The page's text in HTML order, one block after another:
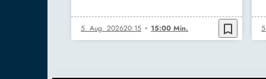
5. Aug. 202620:15 15:00 Min. bookmark_border